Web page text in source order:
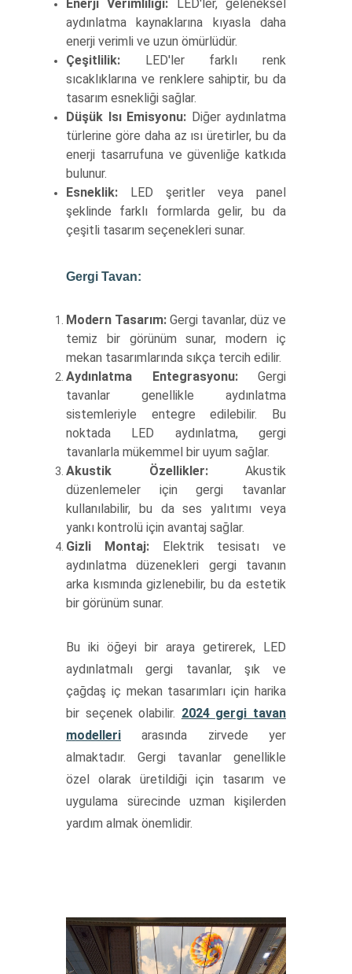
Enerji Verimliliği: LED'ler, geleneksel
aydınlatma kaynaklarına kıyasla daha
enerji verimli ve uzun ömürlüdür.
Çeşitlilik: LED'ler farklı renk
sıcaklıklarına ve renklere sahiptir, bu da
tasarım esnekliği sağlar.
Düşük Isı Emisyonu: Diğer aydınlatma
türlerine göre daha az ısı üretirler, bu da
enerji tasarrufuna ve güvenliğe katkıda
bulunur.
Esneklik: LED şeritler veya panel
şeklinde farklı formlarda gelir, bu da
çeşitli tasarım seçenekleri sunar.
Gergi Tavan:
Modern Tasarım: Gergi tavanlar, düz ve
temiz bir görünüm sunar, modern iç
mekan tasarımlarında sıkça tercih edilir.
Aydınlatma Entegrasyonu:Gergi
tavanlar genellikle aydınlatma
sistemleriyle entegre edilebilir. Bu
noktada LED aydınlatma, gergi
tavanlarla mükemmel bir uyum sağlar.
Akustik Özellikler: Akustik
düzenlemeler için gergi tavanlar
kullanılabilir, bu da ses yalıtımı veya
yankı kontrolü için avantaj sağlar.
Gizli Montaj:Elektrik tesisatı ve
aydınlatma düzenekleri gergi tavanın
arka kısmında gizlenebilir, bu da estetik
bir görünüm sunar.
Bu iki öğeyi bir araya getirerek, LED
aydınlatmalı gergi tavanlar, şık ve
çağdaş iç mekan tasarımları için harika
bir seçenek olabilir. 2024 gergi tavan
modelleri arasında zirvede yer
almaktadır. Gergi tavanlar genellikle
özel olarak üretildiği için tasarım ve
uygulama sürecinde uzman kişilerden
yardım almak önemlidir.